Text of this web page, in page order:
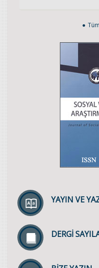
YAYIN VE
DERGİ